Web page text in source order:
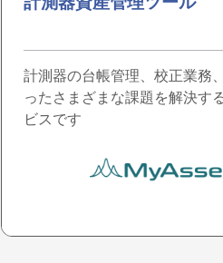
計測器の台帳管理、校正業務
ったさまざまな課題を解決す
ビスです